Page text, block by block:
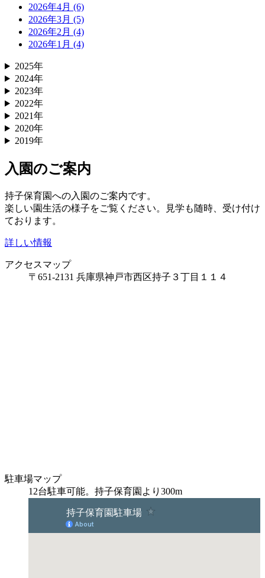
2026年4月 (6)
2026年3月 (5)
2026年2月 (4)
2026年1月 (4)
2025年
2024年
2023年
2022年
2021年
2020年
2019年
入園のご案内
持子保育園への入園のご案内です。
楽しい園生活の様子をご覧ください。見学も随時、受け付け
ております。
詳しい情報
アクセスマップ
〒651-2131 兵庫県神戸市西区持子３丁目１１４
駐車場マップ
12台駐車可能。持子保育園より300m